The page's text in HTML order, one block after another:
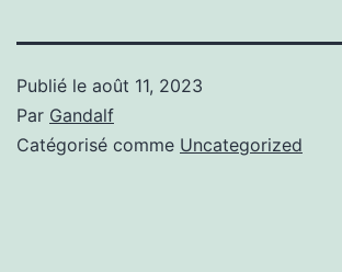
Publié le août 11, 2023
Par Gandalf
Catégorisé comme Uncategorized